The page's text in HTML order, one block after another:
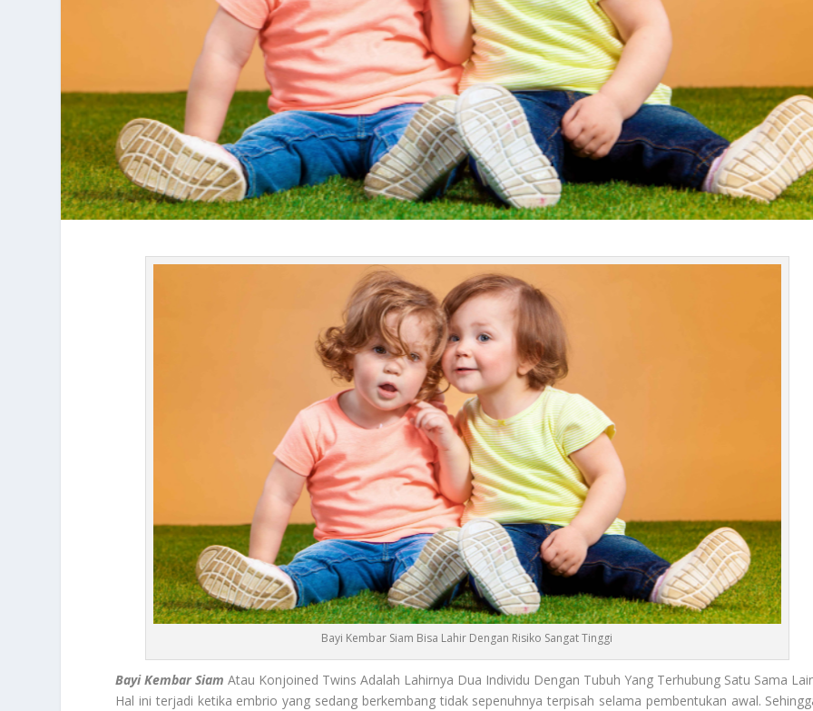
Bayi Kembar Siam Bisa Lahir Dengan Risiko Sangat Tinggi
Bayi Kembar Siam Atau Konjoined Twins Adalah Lahirnya Dua Individu Dengan Tubuh Yang Terhubung Satu Sama
Hal ini terjadi ketika embrio yang sedang berkembang tidak sepenuhnya terpisah selama pembentukan awal.